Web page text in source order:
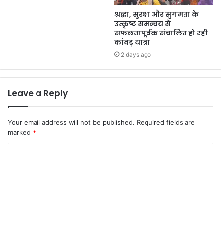
श्रद्धा, सुरक्षा और सुगमता के
उत्कृष्ट समन्वय से
सफलतापूर्वक संचालित हो रही
कांवड़ यात्रा
2 days ago
Leave a Reply
Your email address will not be published. Required fields are
marked *